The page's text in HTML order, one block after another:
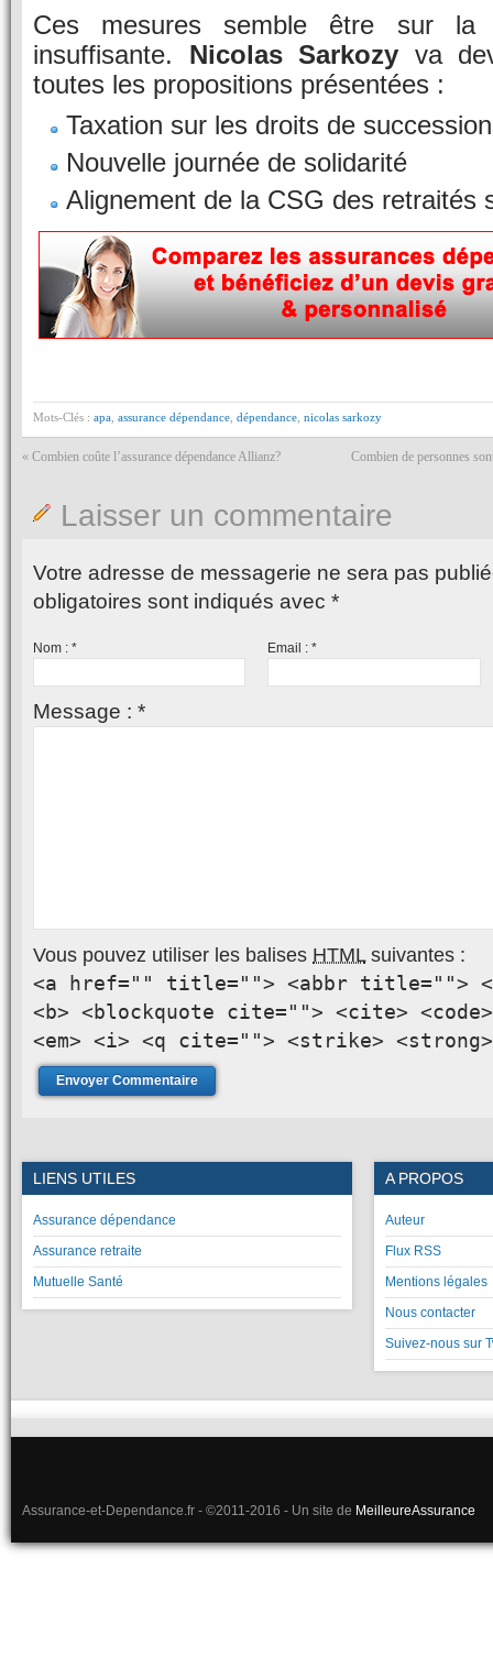
Ces mesures semble être sur la
insuffisante. Nicolas Sarkozy va
toutes les propositions présentées :
Taxation sur les droits de
Nouvelle journée de solidarité
Alignement de la CSG des retraités
Mots-Clés : apa assurance dépendance dépendance nicolas sarkozy
« Combien coûte l’assurance dépendance Allianz? Combien de personnes
Laisser un commentaire
Votre adresse de messagerie ne sera pas
obligatoires sont indiqués avec *
Nom : * Email :*
Message : *
Vous pouvez utiliser les balises HTMLsuivantes :
<a href="" title=""> <abbr title="">
<b> <blockquote cite=""> <cite>
<em> <i> <q cite=""> <strike> <strong>
LIENS UTILES
Assurance dépendance
Assurance retraite
Mutuelle Santé
A PROPOS
Auteur
Flux RSS
Mentions légales
Nous contacter
Suivez-nous sur
Assurance-et-Dependance.fr - ©2011-2016 - Un site de MeilleureAssurance